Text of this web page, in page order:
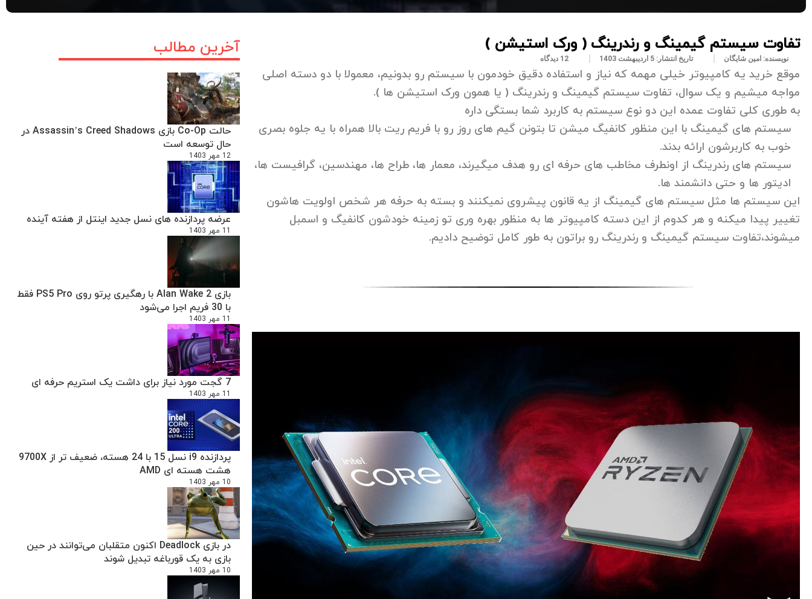
آخرین مطالب
حالت Co-Op بازی Assassin’s Creed Shadows در
حال توسعه است
12 مهر 1403
عرضه پردازنده های نسل جدید اینتل از هفته آینده
11 مهر 1403
بازی Alan Wake 2 با رهگیری پرتو روی PS5 Pro فقط
با 30 فریم اجرا می‌شود
11 مهر 1403
7 گجت مورد نیاز برای داشت یک استریم حرفه ای
11 مهر 1403
پردازنده i9 نسل 15 با 24 هسته، ضعیف تر از 9700X
هشت هسته ای AMD
10 مهر 1403
در بازی Deadlock اکنون متقلبان می‌توانند در حین
بازی به یک قورباغه تبدیل شوند
10 مهر 1403
تفاوت سیستم گیمینگ و رندرینگ ( ورک استیشن )
نویسنده: امین شایگان تاریخ انتشار: 5 اردیبهشت 1403 12 دیدگاه
موقع خرید یه کامپیوتر خیلی مهمه که نیاز و استفاده دقیق خودمون با سیستم رو بدونیم، معمولا با دو دسته اصلی
مواجه میشیم و یک سوال، تفاوت سیستم گیمینگ و رندرینگ ( یا همون ورک استیشن ها ).
به طوری کلی تفاوت عمده این دو نوع سیستم به کاربرد شما بستگی داره
سیستم های گیمینگ با این منظور کانفیگ میشن تا بتونن گیم های روز رو با فریم ریت بالا همراه با یه جلوه بصری
خوب به کاربرشون ارائه بدند.
سیستم های رندرینگ از اونطرف مخاطب های حرفه ای رو هدف میگیرند، معمار ها، طراح ها، مهندسین، گرافیست ها،
ادیتور ها و حتی دانشمند ها.
این سیستم ها مثل سیستم های گیمینگ از یه قانون پیشروی نمیکنند و بسته به حرفه هر شخص اولویت هاشون
تغییر پیدا میکنه و هر کدوم از این دسته کامپیوتر ها به منظور بهره وری تو زمینه خودشون کانفیگ و اسمبل
میشوند،تفاوت سیستم گیمینگ و رندرینگ رو براتون به طور کامل توضیح دادیم.